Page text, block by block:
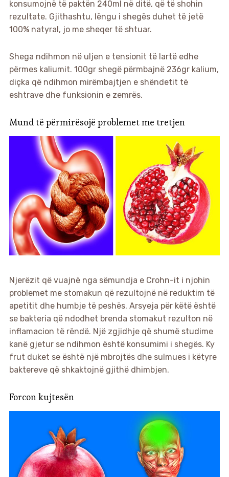
konsumojnë të paktën 240ml në ditë, që të shohin
rezultate. Gjithashtu, lëngu i shegës duhet të jetë
100% natyral, jo me sheqer të shtuar.
Shega ndihmon në uljen e tensionit të lartë edhe
përmes kaliumit. 100gr shegë përmbajnë 236gr kalium,
diçka që ndihmon mirëmbajtjen e shëndetit të
eshtrave dhe funksionin e zemrës.
Mund të përmirësojë problemet me tretjen
Njerëzit që vuajnë nga sëmundja e Crohn-it i njohin
problemet me stomakun që rezultojnë në reduktim të
apetitit dhe humbje të peshës. Arsyeja për këtë është
se bakteria që ndodhet brenda stomakut rezulton në
inflamacion të rëndë. Një zgjidhje që shumë studime
kanë gjetur se ndihmon është konsumimi i shegës. Ky
frut duket se është një mbrojtës dhe sulmues i këtyre
baktereve që shkaktojnë gjithë dhimbjen.
Forcon kujtesën